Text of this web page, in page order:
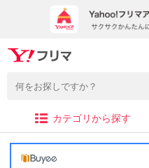
カテゴリから探す